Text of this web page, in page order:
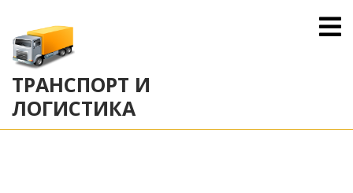
content
ТРАНСПОРТ И
ЛОГИСТИКА